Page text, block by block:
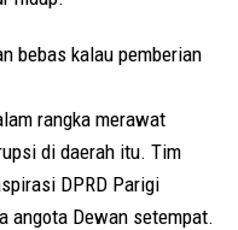
bebas kalau pemberian
rangka merawat
di daerah itu. Tim
DPRD Parigi
angota Dewan setempat.